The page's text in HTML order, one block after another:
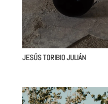
JESÚS TORIBIO JULIÁN